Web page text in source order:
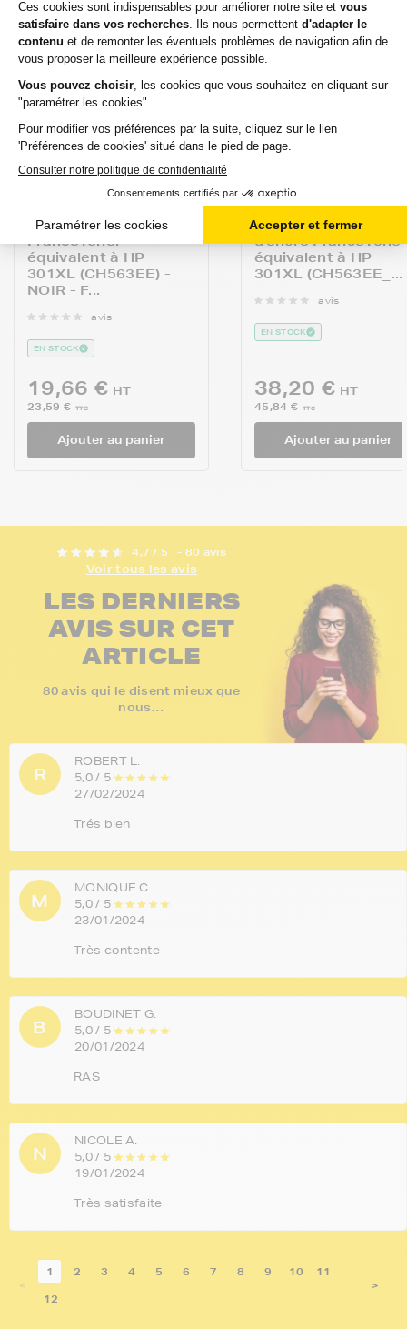
4,7 / 5 - 80 avis
Voir tous les avis
LES DERNIERS
AVIS SUR CET
ARTICLE
80 avis qui le disent mieux que
nous…
R
ROBERT L.
5,0 / 5
27/02/2024
Trés bien
M
MONIQUE C.
5,0 / 5
23/01/2024
Très contente
B
BOUDINET G.
5,0 / 5
20/01/2024
RAS
N
NICOLE A.
5,0 / 5
19/01/2024
Très satisfaite
<
1 2 3 4 5 6 7 8 9 10
11
12
>
FRANCETONER
Cartouche d'encre
FranceToner
équivalent à HP
301XL (CH563EE) -
NOIR - F...
avis
EN STOCK
19,66 € HT
23,59 € TTC
Ajouter au panier
FRANCETONER
Pack de 2
d'encre FranceToner
équivalent à HP
301XL (CH563EE_...
avis
EN STOCK
38,20 € HT
45,84 € TTC
Ajouter au panier